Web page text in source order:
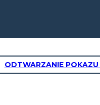
ODTWARZANIE